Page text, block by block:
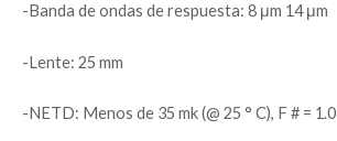
-Banda de ondas de respuesta: 8 μm 14 μm
-Lente: 25 mm
-NETD: Menos de 35 mk (@ 25 ° C), F # = 1.0